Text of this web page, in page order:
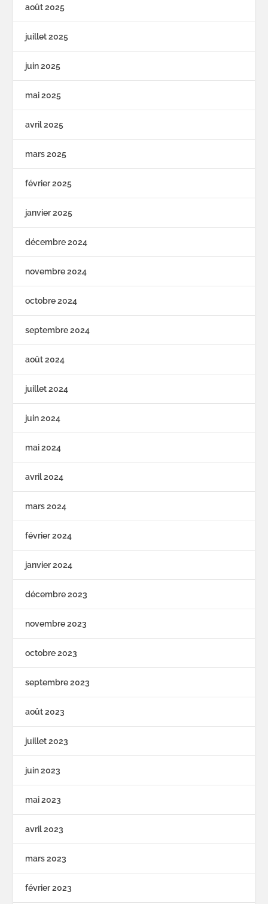
août 2025
juillet 2025
juin 2025
mai 2025
avril 2025
mars 2025
février 2025
janvier 2025
décembre 2024
novembre 2024
octobre 2024
septembre 2024
août 2024
juillet 2024
juin 2024
mai 2024
avril 2024
mars 2024
février 2024
janvier 2024
décembre 2023
novembre 2023
octobre 2023
septembre 2023
août 2023
juillet 2023
juin 2023
mai 2023
avril 2023
mars 2023
février 2023